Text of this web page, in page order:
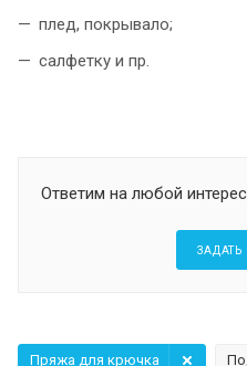
плед, покрывало;
салфетку и пр.
Ответим на любой
Пряжа для крючка